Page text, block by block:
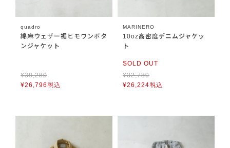
quadro
綿麻ウェザー裾ヒモワンボタ
ンジャケット
¥38,280
¥26,796税込
MARINERO
10oz高密度デニムジャケッ
ト
SOLD OUT
¥32,780
¥26,224税込